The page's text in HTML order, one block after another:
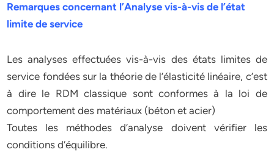
Remarques concernant l’Analyse vis-à-vis de l’état
limite de service
Les analyses effectuées vis-à-vis des états limites de
service fondées sur la théorie de l’élasticité linéaire, c’est
à dire le RDM classique sont conformes à la loi de
comportement des matériaux (béton et acier)
Toutes les méthodes d’analyse doivent vérifier les
conditions d’équilibre.